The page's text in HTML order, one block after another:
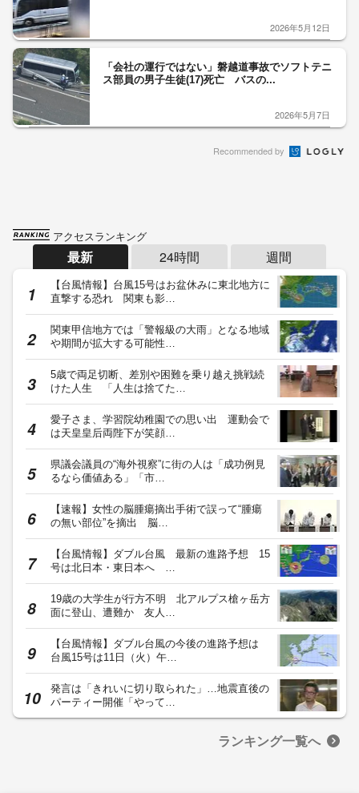
2026年5月12日
「会社の運行ではない」磐越道事故でソフトテニ
ス部員の男子生徒(17)死亡 バスの...
2026年5月7日
Recommended by
アクセスランキング
最新 24時間 週間
【台風情報】台風15号はお盆休みに東北地方に
直撃する恐れ 関東も影…
関東甲信地方では「警報級の大雨」となる地域
や期間が拡大する可能性…
5歳で両足切断、差別や困難を乗り越え挑戦続
けた人生 「人生は捨てた…
愛子さま、学習院幼稚園での思い出 運動会で
は天皇皇后両陛下が笑顔…
県議会議員の“海外視察”に街の人は「成功例見
るなら価値ある」「市…
【速報】女性の脳腫瘍摘出手術で誤って“腫瘍
の無い部位”を摘出 脳…
【台風情報】ダブル台風 最新の進路予想 15
号は北日本・東日本へ …
19歳の大学生が行方不明 北アルプス槍ヶ岳方
面に登山、遭難か 友人…
【台風情報】ダブル台風の今後の進路予想は
台風15号は11日（火）午…
発言は「きれいに切り取られた」…地震直後の
パーティー開催「やって…
ランキング一覧へ